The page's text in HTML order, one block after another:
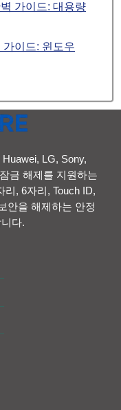
가이드: 대용량
이드: 윈도우
LG, Sony,
금 해제를 지원하는
, 6자리, Touch ID,
안을 해제하는 안정
다.